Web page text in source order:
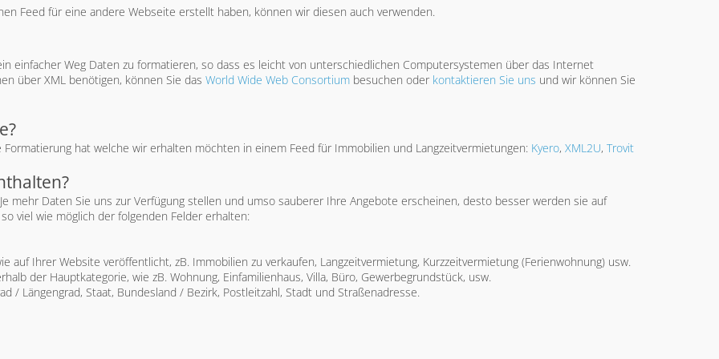
Feed für eine andere Webseite erstellt haben, können wir diesen auch verwenden.
einfacher Weg Daten zu formatieren, so dass es leicht von unterschiedlichen Computersystemen über das Internet
über XML benötigen, können Sie das World Wide Web Consortium besuchen oder kontaktieren Sie uns und wir können Sie
hat welche wir erhalten möchten in einem Feed für Immobilien und Langzeitvermietungen: Kyero, XML2U, Trovit
mehr Daten Sie uns zur Verfügung stellen und umso sauberer Ihre Angebote erscheinen, desto besser werden sie auf
viel wie möglich der folgenden Felder erhalten:
auf Ihrer Website veröffentlicht, zB. Immobilien zu verkaufen, Langzeitvermietung, Kurzzeitvermietung (Ferienwohnung) usw.
der Hauptkategorie, wie zB. Wohnung, Einfamilienhaus, Villa, Büro, Gewerbegrundstück, usw.
/ Längengrad, Staat, Bundesland / Bezirk, Postleitzahl, Stadt und Straßenadresse.